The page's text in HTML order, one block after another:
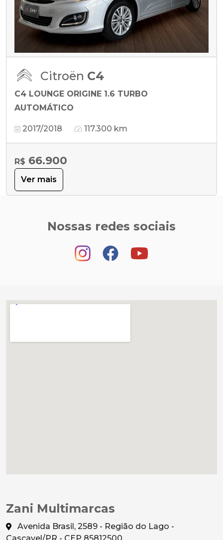
Citroën C4
C4 LOUNGE ORIGINE 1.6 TURBO
AUTOMÁTICO
2017/2018 117.300 km
R$ 66.900
Ver mais
Nossas redes sociais
Zani Multimarcas
Avenida Brasil, 2589 - Região do Lago -
Cascavel/PR - CEP 85812500